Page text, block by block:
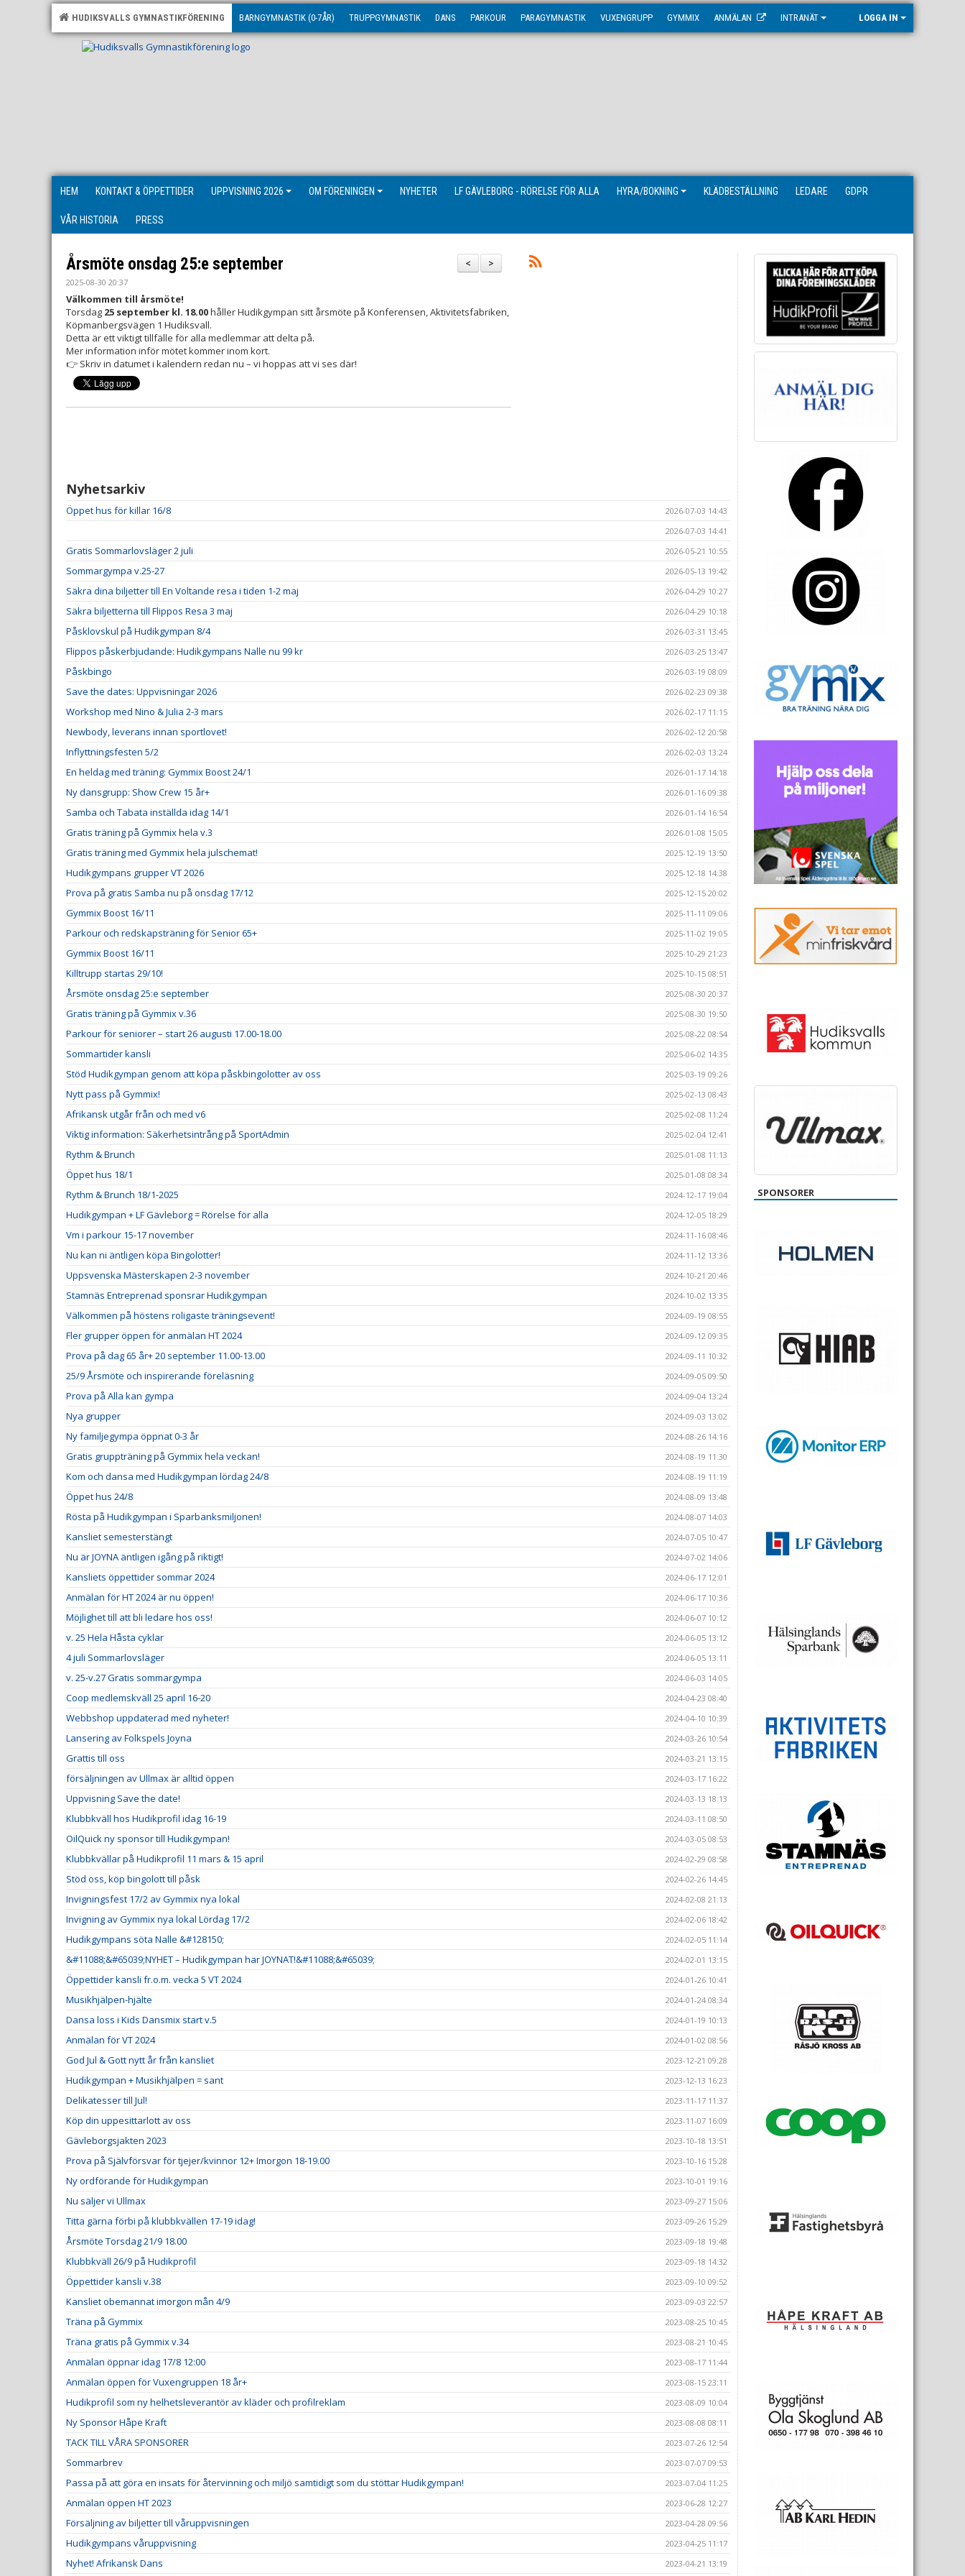
HUDIKSVALLS GYMNASTIKFÖRENING BARNGYMNASTIK (0-7ÅR) TRUPPGYMNASTIK DANS PARKOUR PARAGYMNASTIK VUXENGRUPP GYMMIX ANMÄLAN INTRANÄT LOGGA IN
HEM KONTAKT & ÖPPETTIDER UPPVISNING 2026 OM FÖRENINGEN NYHETER LF GÄVLEBORG - RÖRELSE FÖR ALLA HYRA/BOKNING KLÄDBESTÄLLNING LEDARE GDPR
VÅR HISTORIA PRESS
>
<
Årsmöte onsdag 25:e september
2025-08-30 20:37
Välkommen till årsmöte!
Torsdag 25 september kl. 18.00håller Hudikgympan sitt årsmöte på Konferensen, Aktivitetsfabriken,
Köpmanbergsvägen 1 Hudiksvall.
Detta är ett viktigt tillfälle för alla medlemmar att delta på.
Mer information inför mötet kommer inom kort.
👉 Skriv in datumet i kalendern redan nu – vi hoppas att vi ses där!
Nyhetsarkiv
Öppet hus för killar 16/8
2026-07-03 14:43
2026-07-03 14:41
Gratis Sommarlovsläger 2 juli 2026-05-21 10:55
Sommargympa v.25-27 2026-05-13 19:42
Säkra dina biljetter till En Voltande resa i tiden 1-2 maj 2026-04-29 10:27
Säkra biljetterna till Flippos Resa 3 maj 2026-04-29 10:18
Påsklovskul på Hudikgympan 8/4 2026-03-31 13:45
Flippos påskerbjudande: Hudikgympans Nalle nu 99 kr 2026-03-25 13:47
Påskbingo 2026-03-19 08:09
Save the dates: Uppvisningar 2026 2026-02-23 09:38
Workshop med Nino & Julia 2-3 mars 2026-02-17 11:15
Newbody, leverans innan sportlovet! 2026-02-12 20:58
Inflyttningsfesten 5/2 2026-02-03 13:24
En heldag med träning: Gymmix Boost 24/1 2026-01-17 14:18
Ny dansgrupp: Show Crew 15 år+ 2026-01-16 09:38
Samba och Tabata inställda idag 14/1 2026-01-14 16:54
Gratis träning på Gymmix hela v.3 2026-01-08 15:05
Gratis träning med Gymmix hela julschemat! 2025-12-19 13:50
Hudikgympans grupper VT 2026 2025-12-18 14:38
Prova på gratis Samba nu på onsdag 17/12 2025-12-15 20:02
Gymmix Boost 16/11 2025-11-11 09:06
Parkour och redskapsträning för Senior 65+ 2025-11-02 19:05
Gymmix Boost 16/11 2025-10-29 21:23
Killtrupp startas 29/10! 2025-10-15 08:51
Årsmöte onsdag 25:e september 2025-08-30 20:37
Gratis träning på Gymmix v.36 2025-08-30 19:50
Parkour för seniorer – start 26 augusti 17.00-18.00 2025-08-22 08:54
Sommartider kansli 2025-06-02 14:35
Stöd Hudikgympan genom att köpa påskbingolotter av oss 2025-03-19 09:26
Nytt pass på Gymmix! 2025-02-13 08:43
Afrikansk utgår från och med v6 2025-02-08 11:24
Viktig information: Säkerhetsintrång på SportAdmin 2025-02-04 12:41
Rythm & Brunch 2025-01-08 11:13
Öppet hus 18/1 2025-01-08 08:34
Rythm & Brunch 18/1-2025 2024-12-17 19:04
Hudikgympan + LF Gävleborg = Rörelse för alla 2024-12-05 18:29
Vm i parkour 15-17 november 2024-11-16 08:46
Nu kan ni äntligen köpa Bingolotter! 2024-11-12 13:36
Uppsvenska Mästerskapen 2-3 november 2024-10-21 20:46
Stamnäs Entreprenad sponsrar Hudikgympan 2024-10-02 13:35
Välkommen på höstens roligaste träningsevent! 2024-09-19 08:55
Fler grupper öppen för anmälan HT 2024 2024-09-12 09:35
Prova på dag 65 år+ 20 september 11.00-13.00 2024-09-11 10:32
25/9 Årsmöte och inspirerande föreläsning 2024-09-05 09:50
Prova på Alla kan gympa 2024-09-04 13:24
Nya grupper 2024-09-03 13:02
Ny familjegympa öppnat 0-3 år 2024-08-26 14:16
Gratis gruppträning på Gymmix hela veckan! 2024-08-19 11:30
Kom och dansa med Hudikgympan lördag 24/8 2024-08-19 11:19
Öppet hus 24/8 2024-08-09 13:48
Rösta på Hudikgympan i Sparbanksmiljonen! 2024-08-07 14:03
Kansliet semesterstängt 2024-07-05 10:47
Nu är JOYNA äntligen igång på riktigt! 2024-07-02 14:06
Kansliets öppettider sommar 2024 2024-06-17 12:01
Anmälan för HT 2024 är nu öppen! 2024-06-17 10:36
Möjlighet till att bli ledare hos oss! 2024-06-07 10:12
v. 25 Hela Håsta cyklar 2024-06-05 13:12
4 juli Sommarlovsläger 2024-06-05 13:11
v. 25-v.27 Gratis sommargympa 2024-06-03 14:05
Coop medlemskväll 25 april 16-20 2024-04-23 08:40
Webbshop uppdaterad med nyheter! 2024-04-10 10:39
Lansering av Folkspels Joyna 2024-03-26 10:54
Grattis till oss 2024-03-21 13:15
försäljningen av Ullmax är alltid öppen 2024-03-17 16:22
Uppvisning Save the date! 2024-03-13 18:13
Klubbkväll hos Hudikprofil idag 16-19 2024-03-11 08:50
OilQuick ny sponsor till Hudikgympan! 2024-03-05 08:53
Klubbkvällar på Hudikprofil 11 mars & 15 april 2024-02-29 08:58
Stöd oss, köp bingolott till påsk 2024-02-26 14:45
Invigningsfest 17/2 av Gymmix nya lokal 2024-02-08 21:13
Invigning av Gymmix nya lokal Lördag 17/2 2024-02-06 18:42
Hudikgympans söta Nalle &#128150; 2024-02-05 11:14
&#11088;&#65039;NYHET – Hudikgympan har JOYNAT!&#11088;&#65039; 2024-02-01 13:15
Öppettider kansli fr.o.m. vecka 5 VT 2024 2024-01-26 10:41
Musikhjälpen-hjälte 2024-01-24 08:34
Dansa loss i Kids Dansmix start v.5 2024-01-19 10:13
Anmälan för VT 2024 2024-01-02 08:56
God Jul & Gott nytt år från kansliet 2023-12-21 09:28
Hudikgympan + Musikhjälpen = sant 2023-12-13 16:23
Delikatesser till Jul! 2023-11-17 11:37
Köp din uppesittarlott av oss 2023-11-07 16:09
Gävleborgsjakten 2023 2023-10-18 13:51
Prova på Självförsvar för tjejer/kvinnor 12+ Imorgon 18-19.00 2023-10-16 15:28
Ny ordförande för Hudikgympan 2023-10-01 19:16
Nu säljer vi Ullmax 2023-09-27 15:06
Titta gärna förbi på klubbkvällen 17-19 idag! 2023-09-26 15:29
Årsmöte Torsdag 21/9 18.00 2023-09-18 19:48
Klubbkväll 26/9 på Hudikprofil 2023-09-18 14:32
Öppettider kansli v.38 2023-09-10 09:52
Kansliet obemannat imorgon mån 4/9 2023-09-03 22:57
Träna på Gymmix 2023-08-25 10:45
Träna gratis på Gymmix v.34 2023-08-21 10:45
Anmälan öppnar idag 17/8 12:00 2023-08-17 11:44
Anmälan öppen för Vuxengruppen 18 år+ 2023-08-15 23:11
Hudikprofil som ny helhetsleverantör av kläder och profilreklam 2023-08-09 10:04
Ny Sponsor Håpe Kraft 2023-08-08 08:11
TACK TILL VÅRA SPONSORER 2023-07-26 12:54
Sommarbrev 2023-07-07 09:53
Passa på att göra en insats för återvinning och miljö samtidigt som du stöttar Hudikgympan! 2023-07-04 11:25
Anmälan öppen HT 2023 2023-06-28 12:27
Försäljning av biljetter till våruppvisningen 2023-04-28 09:56
Hudikgympans våruppvisning 2023-04-25 11:17
Nyhet! Afrikansk Dans 2023-04-21 13:19
SPONSORER